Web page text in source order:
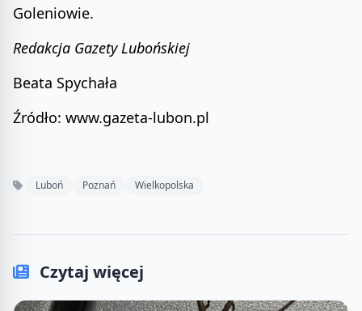
Goleniowie.
Redakcja Gazety Lubońskiej
Beata Spychała
Źródło: www.gazeta-lubon.pl
Luboń Poznań Wielkopolska
Czytaj więcej